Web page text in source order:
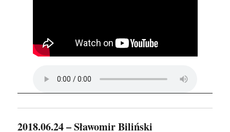
2018.06.24 – Sławomir Biliński